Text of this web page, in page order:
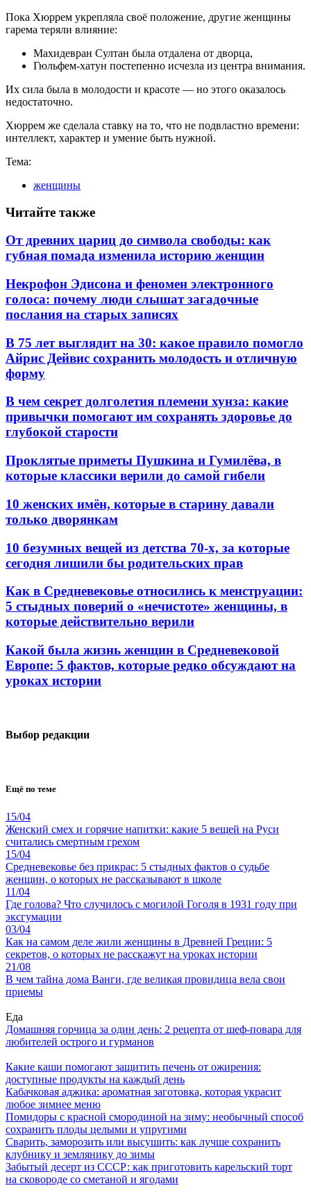
Пока Хюррем укрепляла своё положение, другие женщины
гарема теряли влияние:
Махидевран Султан была отдалена от дворца,
Гюльфем-хатун постепенно исчезла из центра внимания.
Их сила была в молодости и красоте — но этого оказалось
недостаточно.
Хюррем же сделала ставку на то, что не подвластно времени:
интеллект, характер и умение быть нужной.
Тема:
женщины
Читайте также
От древних цариц до символа свободы: как
губная помада изменила историю женщин
Некрофон Эдисона и феномен электронного
голоса: почему люди слышат загадочные
послания на старых записях
В 75 лет выглядит на 30: какое правило помогло
Айрис Дейвис сохранить молодость и отличную
форму
В чем секрет долголетия племени хунза: какие
привычки помогают им сохранять здоровье до
глубокой старости
Проклятые приметы Пушкина и Гумилёва, в
которые классики верили до самой гибели
10 женских имён, которые в старину давали
только дворянкам
10 безумных вещей из детства 70-х, за которые
сегодня лишили бы родительских прав
Как в Средневековье относились к менструации:
5 стыдных поверий о «нечистоте» женщины, в
которые действительно верили
Какой была жизнь женщин в Средневековой
Европе: 5 фактов, которые редко обсуждают на
уроках истории
Выбор редакции
Ещё по теме
15/04
Женский смех и горячие напитки: какие 5 вещей на Руси
считались смертным грехом
15/04
Средневековье без прикрас: 5 стыдных фактов о судьбе
женщин, о которых не рассказывают в школе
11/04
Где голова? Что случилось с могилой Гоголя в 1931 году при
эксгумации
03/04
Как на самом деле жили женщины в Древней Греции: 5
секретов, о которых не расскажут на уроках истории
21/08
В чем тайна дома Ванги, где великая провидица вела свои
приемы
Еда
Домашняя горчица за один день: 2 рецепта от шеф-повара для
любителей острого и гурманов
Какие каши помогают защитить печень от ожирения:
доступные продукты на каждый день
Кабачковая аджика: ароматная заготовка, которая украсит
любое зимнее меню
Помидоры с красной смородиной на зиму: необычный способ
сохранить плоды целыми и упругими
Сварить, заморозить или высушить: как лучше сохранить
клубнику и землянику до зимы
Забытый десерт из СССР: как приготовить карельский торт
на сковороде со сметаной и ягодами